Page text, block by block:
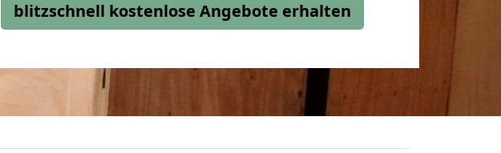
blitzschnell kostenlose Angebote erhalten